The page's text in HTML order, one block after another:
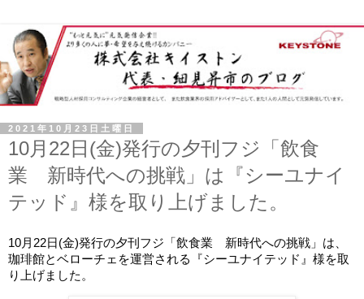
2021年10月23日土曜日
10月22日(金)発行の夕刊フジ「飲食
業 新時代への挑戦」は『シーユナイ
テッド』様を取り上げました。
10月22日(金)発行の夕刊フジ「飲食業　新時代への挑戦」は、
珈琲館とベローチェを運営される『シーユナイテッド』様を取
り上げました。